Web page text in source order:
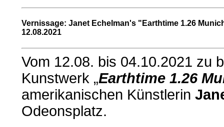
Vernissage: Janet Echelman's "Earthtime 1.26
12.08.2021
Vom 12.08. bis 04.10.2021 zu
Kunstwerk „Earthtime 1.26
amerikanischen Künstlerin
Odeonsplatz.